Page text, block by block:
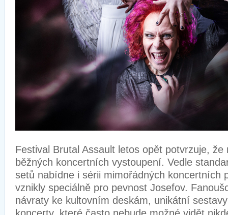
Festival Brutal Assault letos opět potvrzuje,
běžných koncertních vystoupení. Vedle
setů nabídne i sérii mimořádných koncertních
vznikly speciálně pro pevnost Josefov.
návraty ke kultovním deskám, unikátní